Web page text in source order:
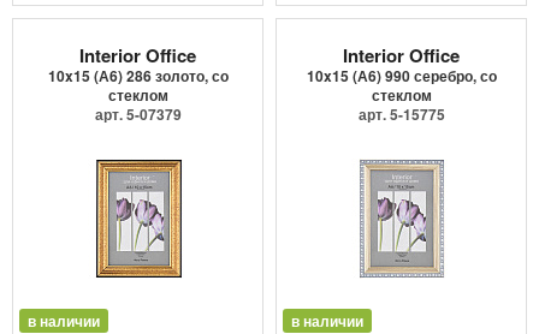
Interior Office
10x15 (А6) 286 золото, со
стеклом
арт. 5-07379
в наличии
Interior Office
10x15 (А6) 990 серебро, со
стеклом
арт. 5-15775
в наличии